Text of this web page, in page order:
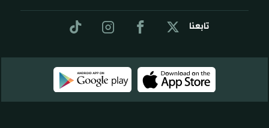
تابعنا